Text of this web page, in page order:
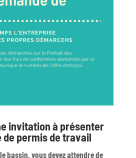
invitation à présenter
de permis de travail
bassin, vous devez attendre de